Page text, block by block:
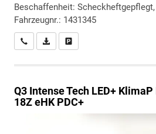
Beschaffenheit:
Fahrzeugnr.: 1431345
Wir rufen Sie anPDF-Datei, Fahrzeugexposé
Q3 Intense Tech LED+
18Z eHK PDC+